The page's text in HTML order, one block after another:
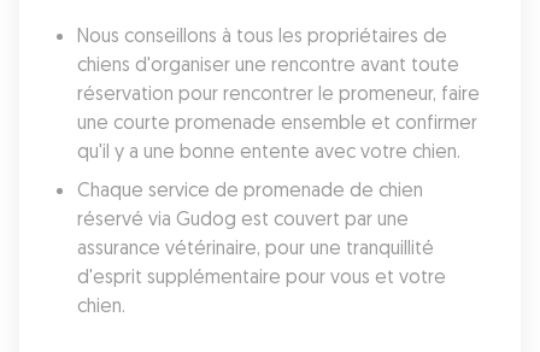
Nous conseillons à tous les propriétaires de
chiens d'organiser une rencontre avant toute
réservation pour rencontrer le promeneur, faire
une courte promenade ensemble et confirmer
qu'il y a une bonne entente avec votre chien.
Chaque service de promenade de chien
réservé via Gudog est couvert par une
assurance vétérinaire, pour une tranquillité
d'esprit supplémentaire pour vous et votre
chien.